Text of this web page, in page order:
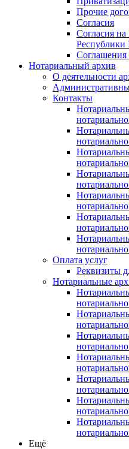
Прочие
Согласия
Согласия на
Республики
Соглашения
Нотариальный архив
О деятельности
Контакты
Оплата услуг
Реквизиты
Нотариальные
Ещё